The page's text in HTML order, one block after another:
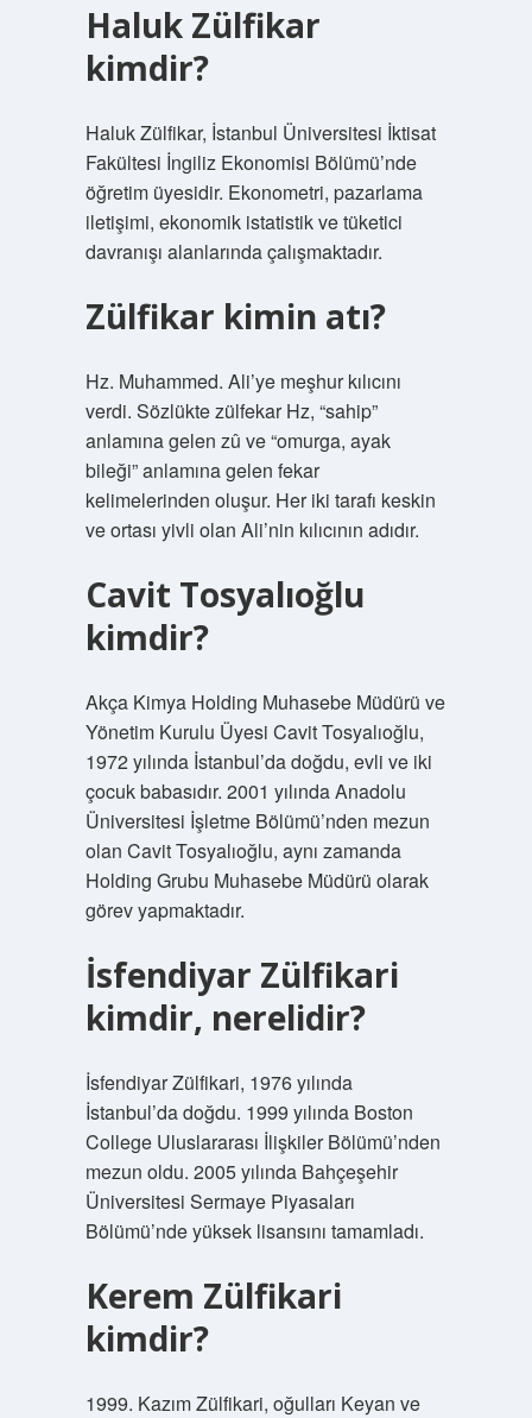
Haluk Zülfikar
kimdir?
Haluk Zülfikar, İstanbul Üniversitesi İktisat
Fakültesi İngiliz Ekonomisi Bölümü’nde
öğretim üyesidir. Ekonometri, pazarlama
iletişimi, ekonomik istatistik ve tüketici
davranışı alanlarında çalışmaktadır.
Zülfikar kimin atı?
Hz. Muhammed. Ali’ye meşhur kılıcını
verdi. Sözlükte zülfekar Hz, “sahip”
anlamına gelen zû ve “omurga, ayak
bileği” anlamına gelen fekar
kelimelerinden oluşur. Her iki tarafı keskin
ve ortası yivli olan Ali’nin kılıcının adıdır.
Cavit Tosyalıoğlu
kimdir?
Akça Kimya Holding Muhasebe Müdürü ve
Yönetim Kurulu Üyesi Cavit Tosyalıoğlu,
1972 yılında İstanbul’da doğdu, evli ve iki
çocuk babasıdır. 2001 yılında Anadolu
Üniversitesi İşletme Bölümü’nden mezun
olan Cavit Tosyalıoğlu, aynı zamanda
Holding Grubu Muhasebe Müdürü olarak
görev yapmaktadır.
İsfendiyar Zülfikari
kimdir, nerelidir?
İsfendiyar Zülfikari, 1976 yılında
İstanbul’da doğdu. 1999 yılında Boston
College Uluslararası İlişkiler Bölümü’nden
mezun oldu. 2005 yılında Bahçeşehir
Üniversitesi Sermaye Piyasaları
Bölümü’nde yüksek lisansını tamamladı.
Kerem Zülfikari
kimdir?
1999. Kazım Zülfikari, oğulları Keyan ve